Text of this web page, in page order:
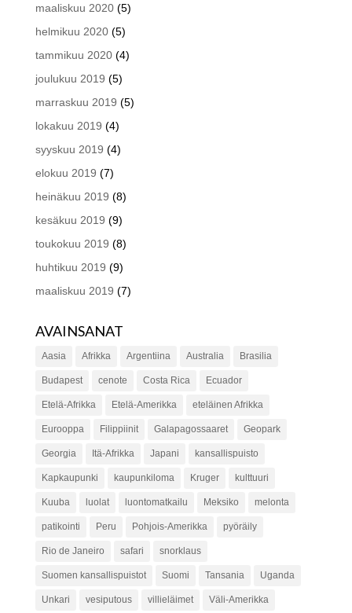
maaliskuu 2020(5)
helmikuu 2020(5)
tammikuu 2020(4)
joulukuu 2019 (5)
marraskuu 2019 (5)
lokakuu 2019 (4)
syyskuu 2019 (4)
elokuu 2019 (7)
heinäkuu 2019 (8)
kesäkuu 2019 (9)
toukokuu 2019 (8)
huhtikuu 2019 (9)
maaliskuu 2019 (7)
AVAINSANAT
Aasia Afrikka Argentiina Australia Brasilia
Budapest cenote Costa Rica Ecuador
Etelä-Afrikka Etelä-Amerikka eteläinen Afrikka
Eurooppa Filippiinit Galapagossaaret Geopark
Georgia Itä-Afrikka Japani kansallispuisto
Kapkaupunki kaupunkiloma Kruger kulttuuri
Kuuba luolat luontomatkailu Meksiko melonta
patikointi Peru Pohjois-Amerikka pyöräily
Rio de Janeiro safari snorklaus
Suomen kansallispuistot Suomi Tansania Uganda
Unkari vesiputous villieläimet Väli-Amerikka